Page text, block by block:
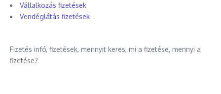
Vállalkozás fizetések
Vendéglátás fizetések
Fizetés infó, fizetések, mennyit keres, mi a fizetése, mennyi a
fizetése?